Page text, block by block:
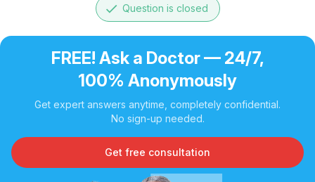
done Question is closed
FREE! Ask a Doctor — 24/7,
100% Anonymously
Get expert answers anytime, completely confidential.
No sign-up needed.
Get free consultation